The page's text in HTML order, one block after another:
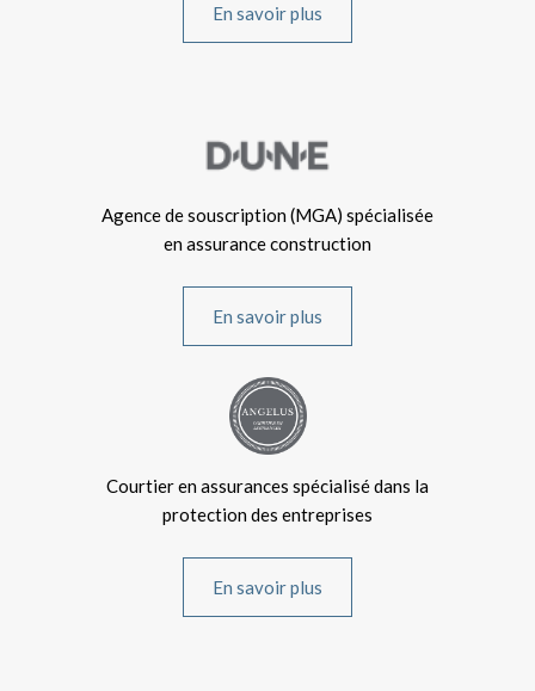
En savoir plus
Agence de souscription (MGA) spécialisée
en assurance construction
En savoir plus
Courtier en assurances spécialisé dans la
protection des entreprises
En savoir plus